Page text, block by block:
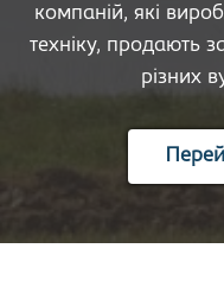
компаній, які
техніку, продають
різних